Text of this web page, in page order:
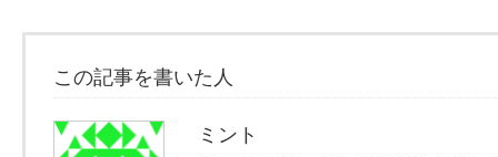
この記事を書いた人
ミント